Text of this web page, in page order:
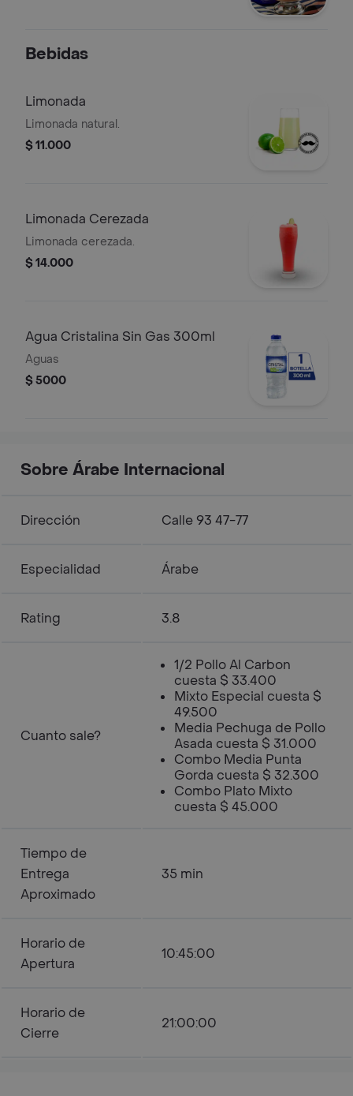
Bebidas
Limonada
Limonada natural.
$ 11.000
Limonada Cerezada
Limonada cerezada.
$ 14.000
Agua Cristalina Sin Gas 300ml
Aguas
$ 5000
Sobre Árabe Internacional
Dirección Calle 93 47-77
Especialidad Árabe
Rating 3.8
Cuanto sale?
1/2 Pollo Al Carbon
cuesta $ 33.400
Mixto Especial cuesta $
49.500
Media Pechuga de Pollo
Asada cuesta $ 31.000
Combo Media Punta
Gorda cuesta $ 32.300
Combo Plato Mixto
cuesta $ 45.000
Tiempo de
Entrega
Aproximado
35 min
Horario de
Apertura
10:45:00
Horario de
Cierre
21:00:00